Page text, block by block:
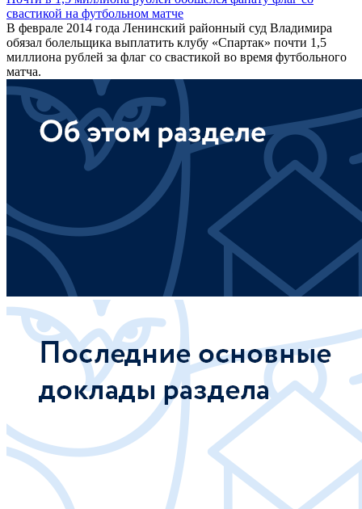
свастикой на футбольном матче
В феврале 2014 года Ленинский районный суд Владимира
обязал болельщика выплатить клубу «Спартак» почти 1,5
миллиона рублей за флаг со свастикой во время футбольного
матча.